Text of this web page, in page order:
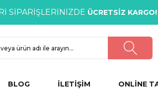
SİPARİŞLERİNİZDE ÜCRETSİZ KARGO!
BLOG İLETİŞİM ONLİNE